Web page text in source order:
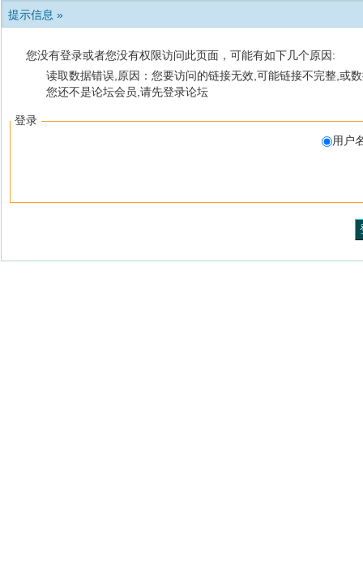
提示信息 »
您没有登录或者您没有权限访问此页面，可能有如下几个原因:
读取数据错误,原因：您要访问的链接无效,可能链接不完整,或
您还不是论坛会员,请先登录论坛
登录
用户